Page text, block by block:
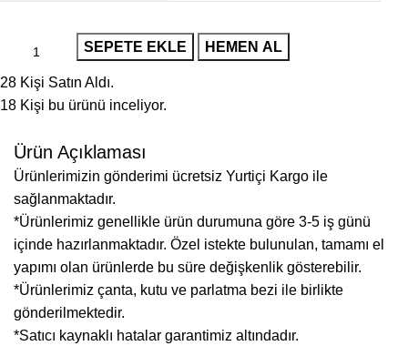
SEPETE EKLE HEMEN AL
28 Kişi Satın Aldı.
18 Kişi bu ürünü inceliyor.
Ürün Açıklaması
Ürünlerimizin gönderimi ücretsiz Yurtiçi Kargo ile
sağlanmaktadır.
*Ürünlerimiz genellikle ürün durumuna göre 3-5 iş günü
içinde hazırlanmaktadır. Özel istekte bulunulan, tamamı el
yapımı olan ürünlerde bu süre değişkenlik gösterebilir.
*Ürünlerimiz çanta, kutu ve parlatma bezi ile birlikte
gönderilmektedir.
*Satıcı kaynaklı hatalar garantimiz altındadır.